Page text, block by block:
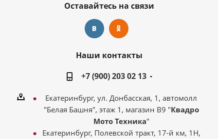
Оставайтесь на связи
Наши контакты
+7 (900) 203 02 13
Екатеринбург, ул. Донбасская, 1, автомолл
"Белая Башня", этаж 1, магазин В9 "Квадро
Мото Техника"
Екатеринбург, Полевской тракт, 17-й км, 1Н,